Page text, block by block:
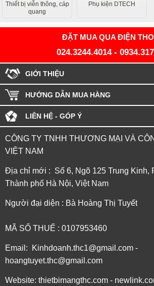
Thiết bị viễn thông, cáp
quang
Phụ kiện DTECH
ĐẶT MUA QUA ĐIỆN
024.3244.4014-
GIỚI THIỆU
HƯỚNG DẪN MUA HÀNG
LIÊN HỆ - GÓP Ý
CÔNG TY TNHH THƯƠNG MẠI VÀ
VIỆT NAM
Địa chỉ mới : Số 6, Ngõ 125 Trung Kinh,
Thành phố Hà Nội, Việt Nam
Người đại diện : Bà Hoàng Thị Tuyết
MÃ SỐ THUẾ : 0107953460
Email: Kinhdoanh.thc1@gmail.com -
hoangtuyet.thc@gmail.com
Website: thietbimangthc.com -